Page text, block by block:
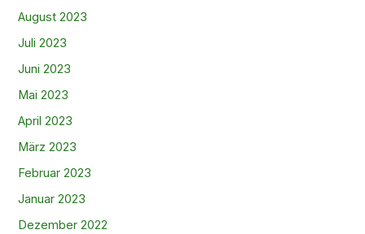
August 2023
Juli 2023
Juni 2023
Mai 2023
April 2023
März 2023
Februar 2023
Januar 2023
Dezember 2022